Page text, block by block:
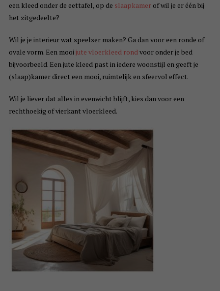
een kleed onder de eettafel, op de slaapkamerof wil je er één bij
het zitgedeelte?
Wil je je interieur wat speelser maken? Ga dan voor een ronde of
ovale vorm. Een mooijute vloerkleed rondvoor onder je bed
bijvoorbeeld. Een jute kleed past in iedere woonstijl en geeft je
(slaap)kamer direct een mooi, ruimtelijk en sfeervol effect.
Wil je liever dat alles in evenwicht blijft, kies dan voor een
rechthoekig of vierkant vloerkleed.